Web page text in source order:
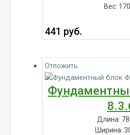
Вес:
441 руб.
Отложить
Длина:
Ширина: